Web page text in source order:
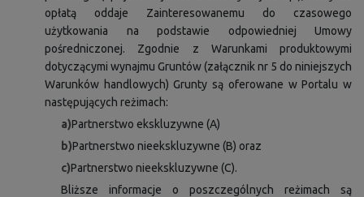
opłatą oddaje Zainteresowanemu do czasowego
użytkowania na podstawie odpowiedniej Umowy
pośredniczonej. Zgodnie z Warunkami produktowymi
dotyczącymi wynajmu Gruntów (załącznik nr 5 do niniejszych
Warunków handlowych) Grunty są oferowane w Portalu w
następujących reżimach:
a)Partnerstwo ekskluzywne (A)
b)Partnerstwo nieekskluzywne (B) oraz
c)Partnerstwo nieekskluzywne (C).
Bliższe informacje o poszczególnych reżimach są